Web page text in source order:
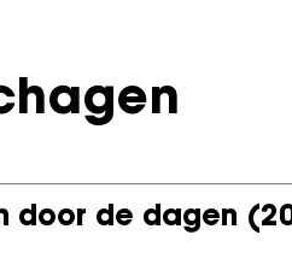
door de dagen